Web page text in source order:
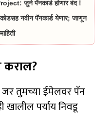
जुने पॅनकार्ड होणार बंद !
नवीन पॅनकार्ड येणार; जाणून
जर तुमच्या ईमेलवर पॅन
खालील पर्याय निवडू